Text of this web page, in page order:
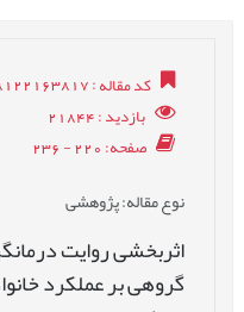
کد مقاله: 1397052118122163817
بازدید: 21844
صفحه: 220 - 236
نوع مقاله: پژوهشی
اثربخشی روایت
گروهی بر عملکرد